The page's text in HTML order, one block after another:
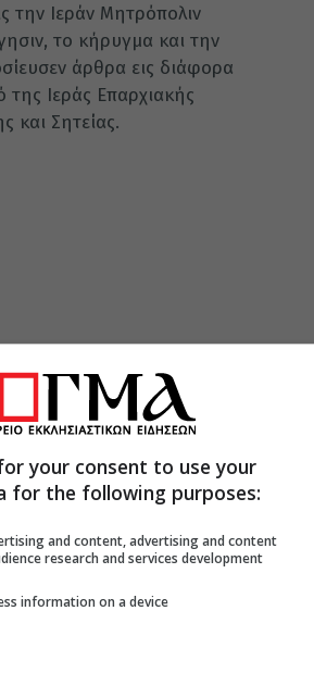
την Ιεράν Μητρόπολιν
το κήρυγμα και την
άρθρα εις διάφορα
Ιεράς Επαρχιακής
και Σητείας.
your consent to use your
for the following purposes:
and content, advertising and content
research and services development
information on a device